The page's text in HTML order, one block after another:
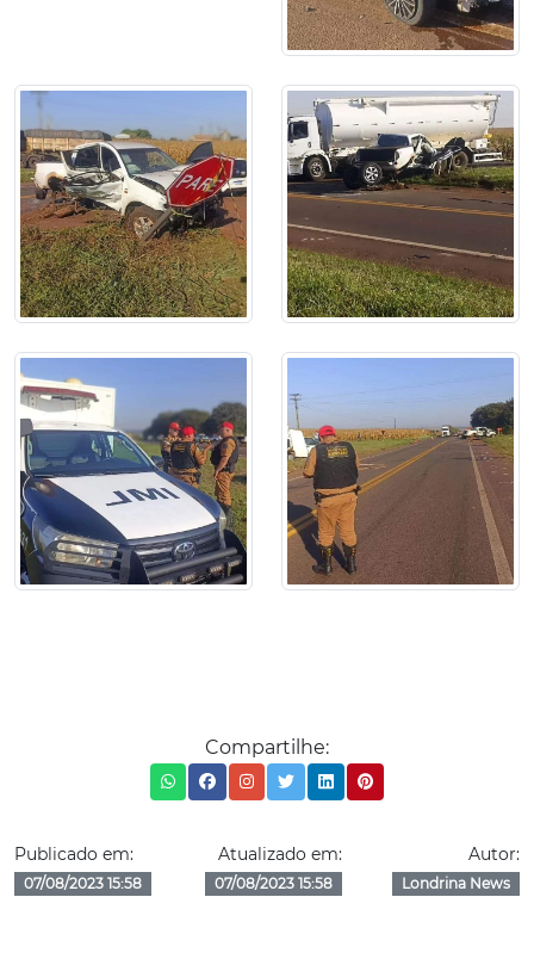
Compartilhe:
Publicado em:
07/08/2023 15:58
Atualizado em:
07/08/2023 15:58
Autor:
Londrina News